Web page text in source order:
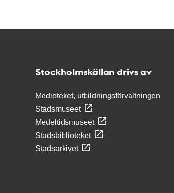
Stockholmskällan drivs av
Medioteket, utbildningsförvaltningen
Stadsmuseet
Medeltidsmuseet
Stadsbiblioteket
Stadsarkivet